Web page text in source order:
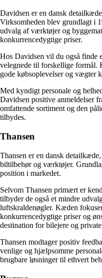
Davidsen er en dansk
Virksomheden blev grundlagt i
udvalg af værktøjer og
konkurrencedygtige priser.
Hos Davidsen vil du også finde
velegnede til forskellige formål.
gode købsoplevelser og vægter
Med kyndigt personale og
Davidsen positive anmeldelser
omfattende sortiment og den
tilbydes.
Thansen
Thansen er en dansk
biltilbehør og værktøjer.
position i markedet.
Selvom Thansen primært er
tilbyder de også et mindre
luftskraldenøgler. Kæden
konkurrencedygtige priser og
destination for bilejere og
Thansen modtager positiv
venlige og hjælpsomme
brugbare løsninger til ethvert